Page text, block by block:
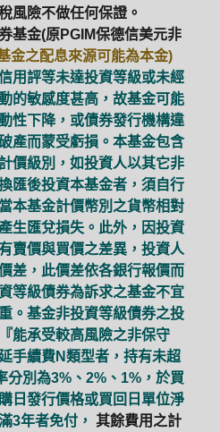
168循環投資
高成長基金 月配息
風險不做任何保證。
基金(原PGIM保德信美元非
金之配息來源可能為本金)
用評等未達投資等級或未經
的敏感度甚高，故基金可能
性下降，或債券發行機構違
產而蒙受虧損。本基金包含
價級別，如投資人以其它非
匯後投資本基金者，須自行
本基金計價幣別之貨幣相對
生匯兌損失。此外，因投資
賣價與買價之差異，投資人
差，此價差依各銀行報價而
等級債券為訴求之基金不宜
。基金非投資等級債券之投
能承受較高風險之非保守
手續費N類型者，持有未超
分別為3%、2%、1%，於買
日發行價格或買回日單位淨
3年者免付， 其餘費用之計